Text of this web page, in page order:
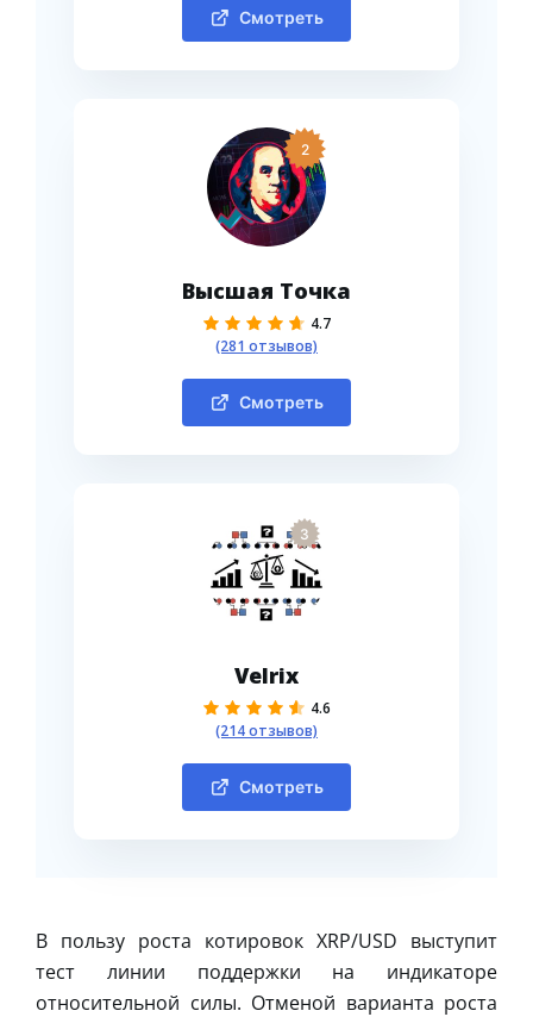
Смотреть
2
Высшая Точка
4.7
(281 отзывов)
Смотреть
3
Velrix
4.6
(214 отзывов)
Смотреть
В пользу роста котировок XRP/USD выступит
тест линии поддержки на индикаторе
относительной силы. Отменой варианта роста